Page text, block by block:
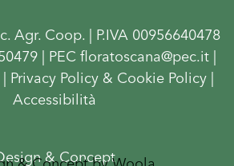
Agr. Coop. | P.IVA 00956640478
| PEC floratoscana@pec.it |
| Privacy Policy & Cookie Policy|
Accessibilità
& Concept